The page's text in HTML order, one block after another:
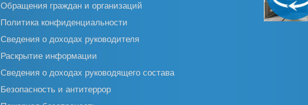
Обращения граждан и организаций
Политика конфиденциальности
Сведения о доходах руководителя
Раскрытие информации
Сведения о доходах руководящего состава
Безопасность и антитеррор